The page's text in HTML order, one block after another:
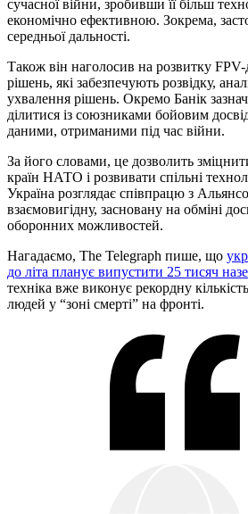
сучасної війни, зробивши її більш
економічно ефективною. Зокрема,
середньої дальності.
Також він наголосив на розвитку
рішень, які забезпечують розвідку,
ухвалення рішень. Окремо Банік
ділитися із союзниками бойовим
даними, отриманими під час війни.
За його словами, це дозволить
країн НАТО і розвивати спільні
Україна розглядає співпрацю з
взаємовигідну, засновану на обміні
оборонних можливостей.
Нагадаємо, The Telegraph пише, що
до літа планує випустити 25 тисяч
техніка вже виконує рекордну
людей у “зоні смерті” на фронті.